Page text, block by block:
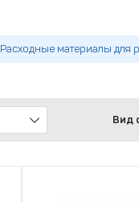
Расходные материалы для
Вид